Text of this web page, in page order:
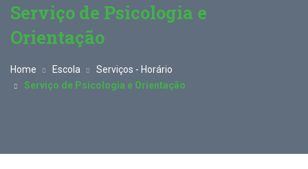
Serviço de Psicologia e
Orientação
Home Escola
Serviços - Horário
Serviço de Psicologia e Orientação